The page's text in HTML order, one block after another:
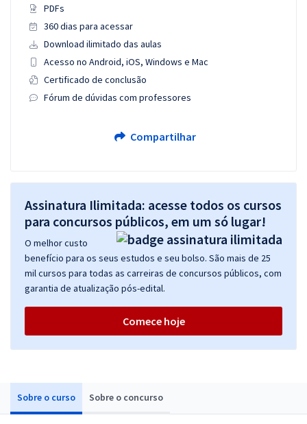
Sobre o curso Sobre o concurso
PDFs
360 dias para acessar
Download ilimitado das aulas
Acesso no Android, iOS, Windows e Mac
Certificado de conclusão
Fórum de dúvidas com professores
Compartilhar
Assinatura Ilimitada: acesse todos os cursos
para concursos públicos, em um só lugar!
O melhor custo
benefício para os seus estudos e seu bolso. São mais de 25
mil cursos para todas as carreiras de concursos públicos, com
garantia de atualização pós-edital.
Comece hoje